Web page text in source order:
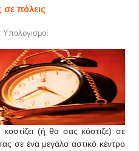
πόλεις
Υπολογισμοί
(ή θα σας κόστιζε) σε
σε ένα μεγάλο αστικό κέντρο